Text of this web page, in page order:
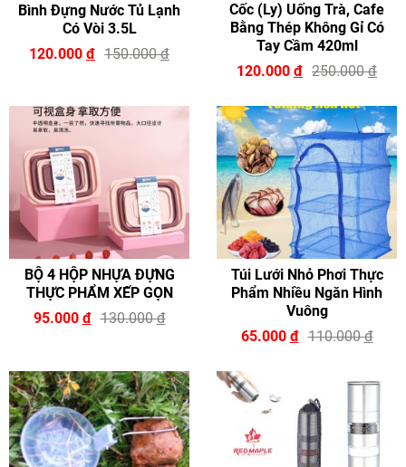
Bình Đựng Nước Tủ Lạnh
Có Vòi 3.5L
120.000 đ 150.000đ
Cốc (Ly) Uống Trà, Cafe
Bằng Thép Không Gỉ Có
Tay Cầm 420ml
120.000 đ 250.000đ
BỘ 4 HỘP NHỰA ĐỰNG
THỰC PHẨM XẾP GỌN
95.000 đ 130.000đ
Túi Lưới Nhỏ Phơi Thực
Phẩm Nhiều Ngăn Hình
Vuông
65.000 đ 110.000đ